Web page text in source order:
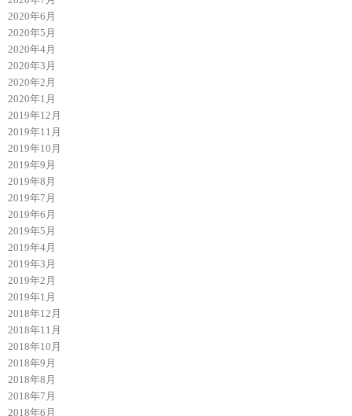
2020年6月
2020年5月
2020年4月
2020年3月
2020年2月
2020年1月
2019年12月
2019年11月
2019年10月
2019年9月
2019年8月
2019年7月
2019年6月
2019年5月
2019年4月
2019年3月
2019年2月
2019年1月
2018年12月
2018年11月
2018年10月
2018年9月
2018年8月
2018年7月
2018年6月